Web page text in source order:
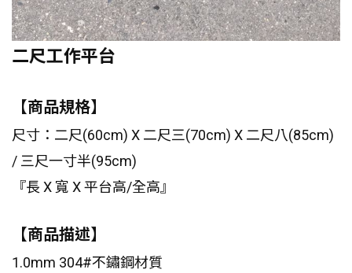
二尺工作平台
【商品規格】
尺寸：二尺(60cm) X 二尺三(70cm) X 二尺八(85cm)
/ 三尺一寸半(95cm)
『長 X 寬 X 平台高/全高』
【商品描述】
1.0mm 304#不鏽鋼材質